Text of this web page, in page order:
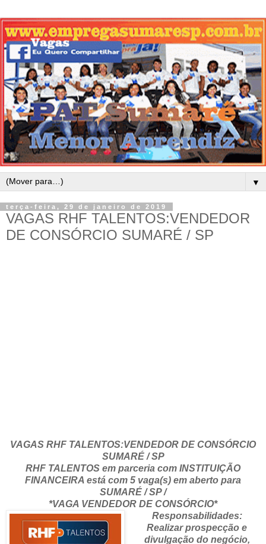
▼
terça-feira, 29 de janeiro de 2019
VAGAS RHF TALENTOS:VENDEDOR
DE CONSÓRCIO SUMARÉ / SP
VAGAS RHF TALENTOS:VENDEDOR DE CONSÓRCIO
SUMARÉ / SP
RHF TALENTOS em parceria com INSTITUIÇÃO
FINANCEIRA está com 5 vaga(s) em aberto para
SUMARÉ / SP /
*VAGA VENDEDOR DE CONSÓRCIO*
Responsabilidades:
Realizar prospecção e
divulgação do negócio,